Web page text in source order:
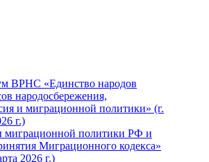
ВРНС «Единство народов
народосбережения,
и миграционной политики» (г.
г.)
миграционной политики РФ и
Миграционного кодекса»
2026 г.)